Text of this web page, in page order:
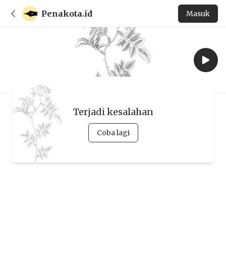
Penakota.id Masuk
Terjadi kesalahan
Coba lagi